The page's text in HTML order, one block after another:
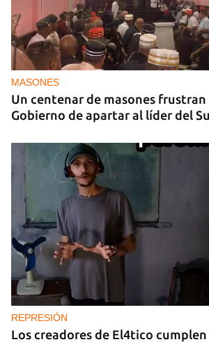
Invitan al primer Encuentros
MASONES
Un centenar de masones
Gobierno de apartar al líder del
REPRESIÓN
Los creadores de El4tico cumplen